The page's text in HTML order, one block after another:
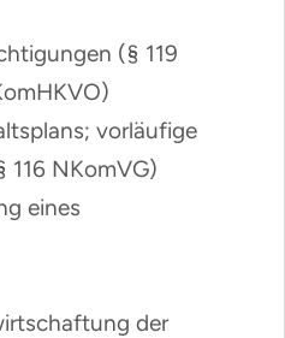
(§ 119
vorläufige
116 NKomVG)
eines
der